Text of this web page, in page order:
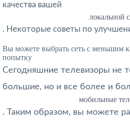
качества вашей
локальной
. Некоторые советы по
Вы можете выбрать сеть с меньшим
попытку
Сегодняшние телевизоры не
большие, но и все более и
мобильные
. Таким образом, вы можете